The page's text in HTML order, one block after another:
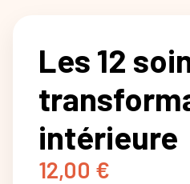
Les 12
intérieure
12,00 €